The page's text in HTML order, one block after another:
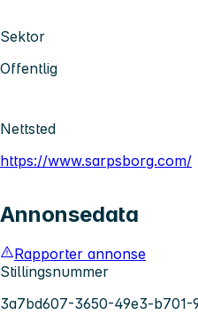
Sektor
Offentlig
Nettsted
https://www.sarpsborg.com/
Annonsedata
Rapporter annonse
Stillingsnummer
3a7bd607-3650-49e3-b701-